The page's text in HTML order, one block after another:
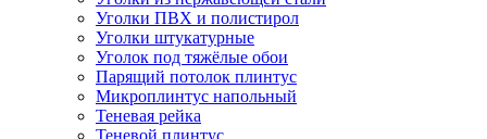
Уголки ПВХ и полистирол
Уголки штукатурные
Уголок под тяжёлые обои
Парящий потолок плинтус
Микроплинтус напольный
Теневая рейка
Теневой плинтус